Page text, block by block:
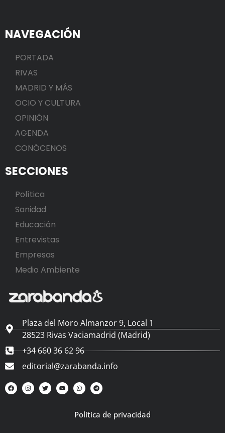
NAVEGACIÓN
PORTADA
RIVAS
MADRID Y MÁS
OCIO Y CULTURA
OPINIÓN
AGENDA
CONÓCENOS
SECCIONES
Política
Sanidad
Educación
Entrevistas
Empresas
Medio Ambiente
Plaza del Moro Almanzor 9, Local 1
28523 Rivas Vaciamadrid (Madrid)
+34 660 36 62 96
editorial@zarabanda.info
Política de privacidad